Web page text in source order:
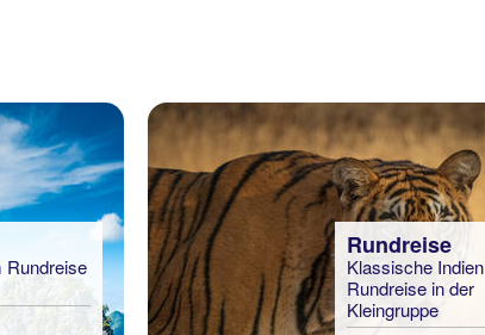
Rundreise
Rundreise
Klassische Indien
Rundreise in der
Kleingruppe